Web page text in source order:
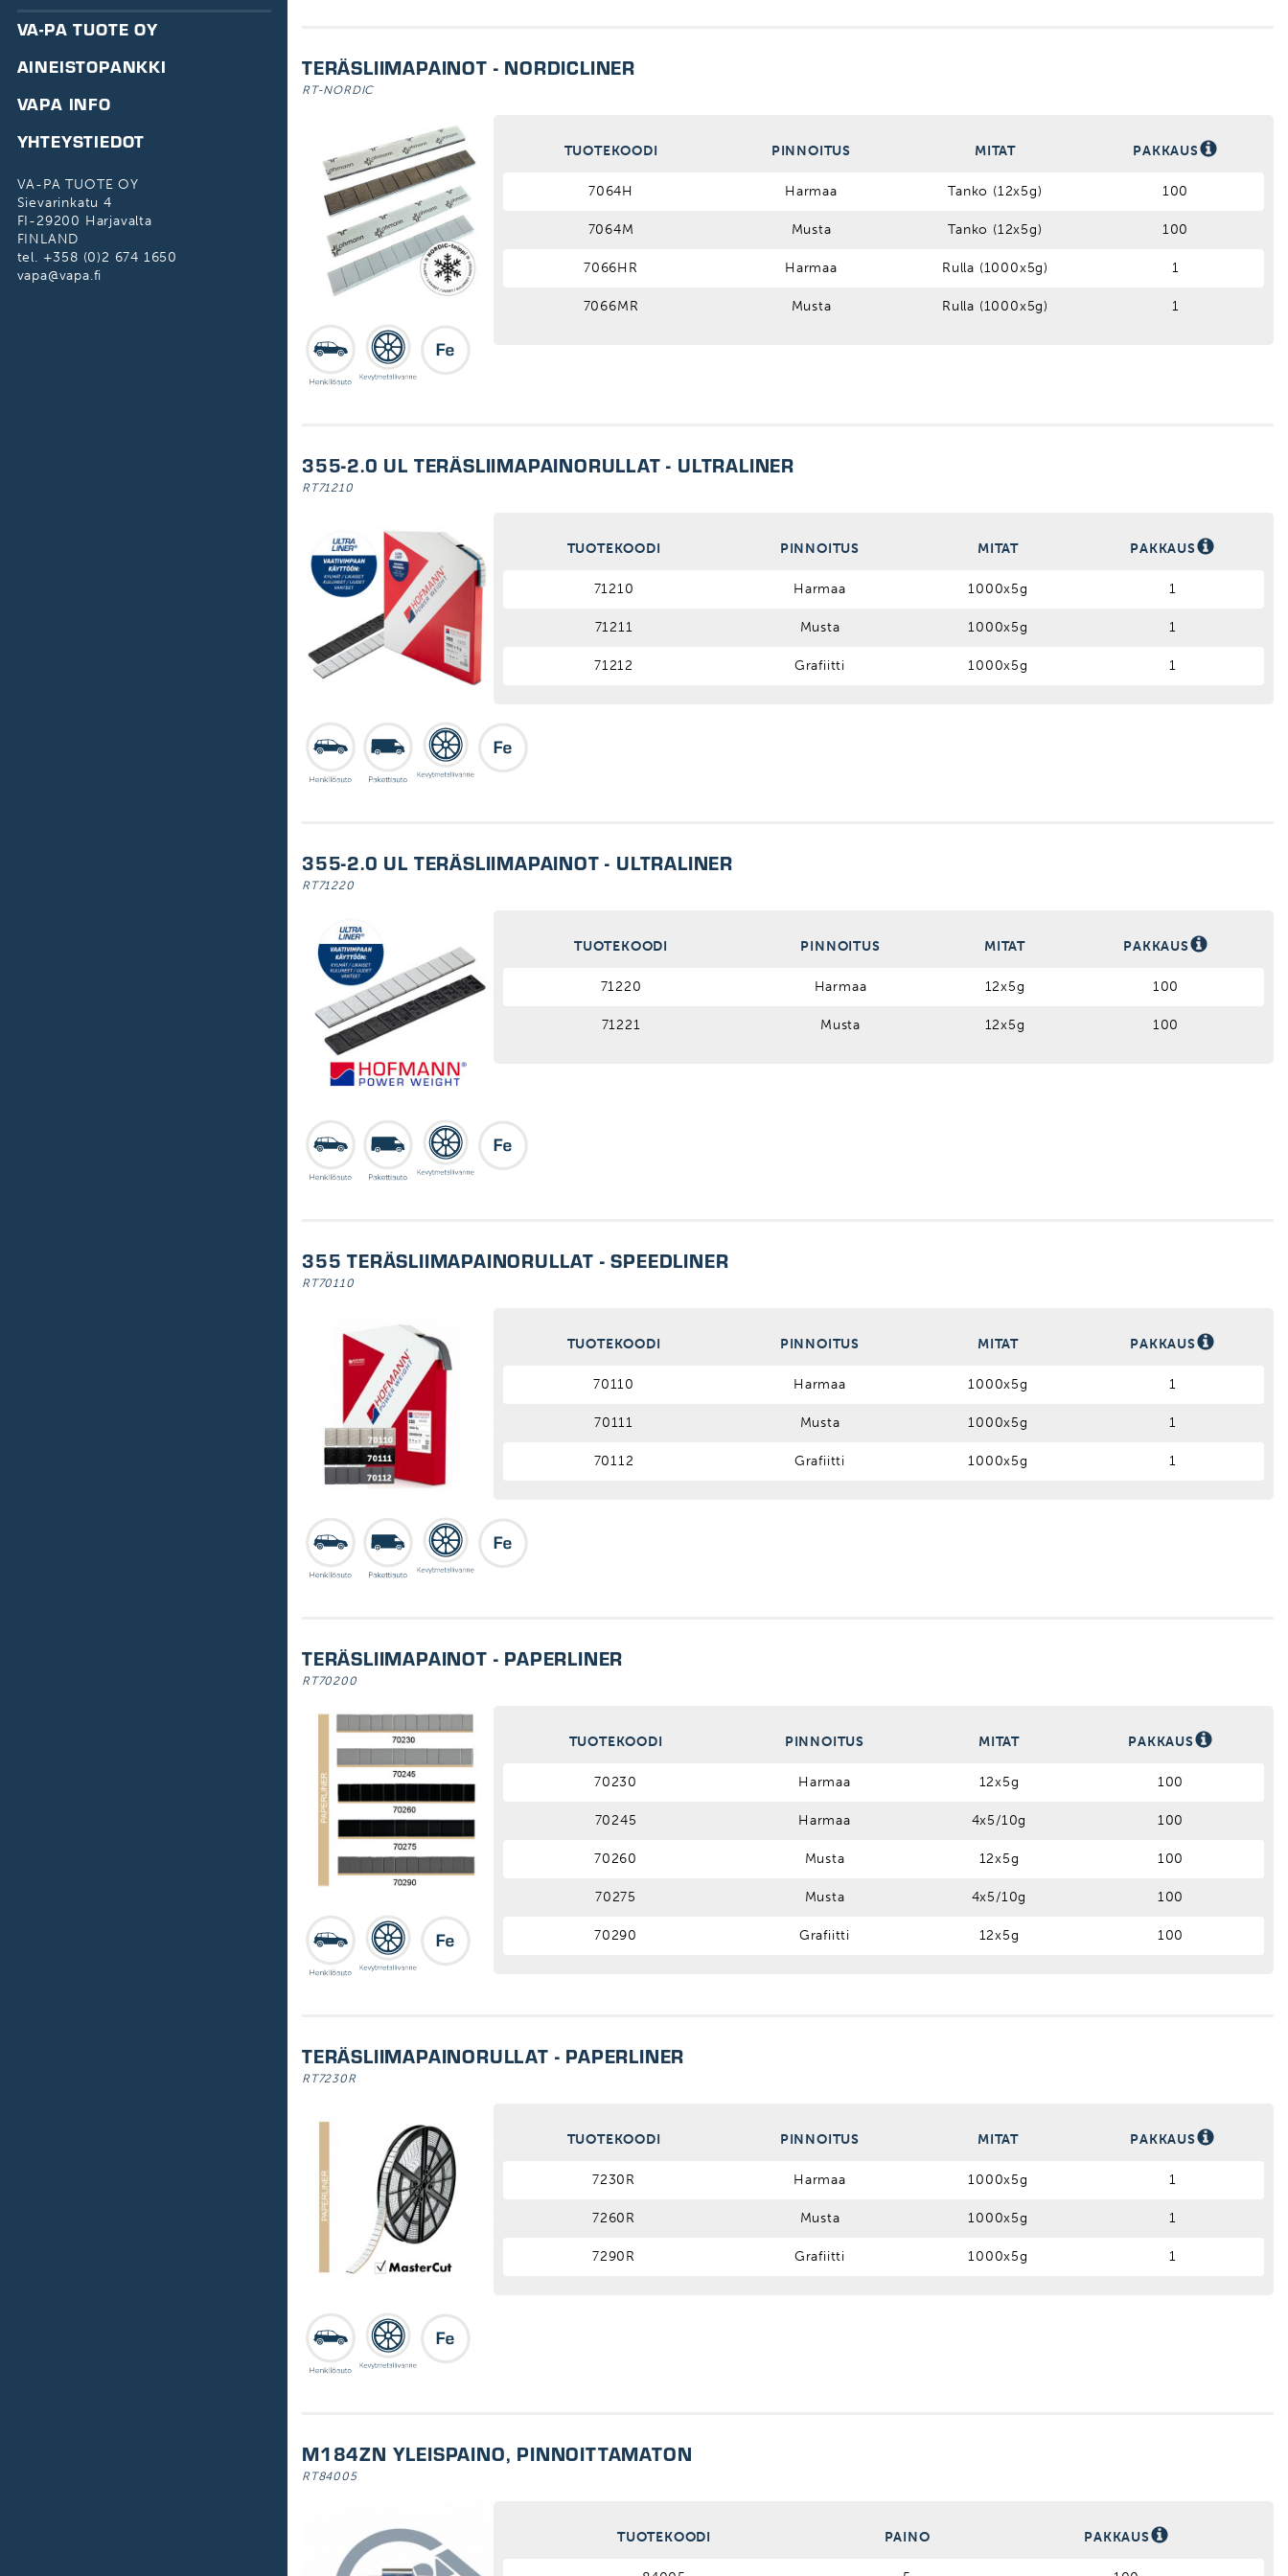
Venttiilin asennustyökalut
Paineilmaliittimet
Teollisuusventtiilit
Ekstruuderit
Vulkanointilaite
Pultin puhdistus
Pensselit
Rengasraudat
Työkalut
RENKAAT
Auto
Moottoripyörä
ATV
VA-PA TUOTE OY
AINEISTOPANKKI
VAPA INFO
YHTEYSTIEDOT
VA-PA TUOTE OY
Sievarinkatu 4
FI-29200 Harjavalta
FINLAND
tel. +358 (0)2 674 1650
vapa@vapa.fi
TERÄSLIIMAPAINOT - NORDICLINER
RT-NORDIC
TUOTEKOODI PINNOITUS MITAT PAKKAUS
7064H Harmaa Tanko (12x5g) 100
7064M Musta Tanko (12x5g) 100
7066HR Harmaa Rulla (1000x5g) 1
7066MR Musta Rulla (1000x5g) 1
355-2.0 UL TERÄSLIIMAPAINORULLAT - ULTRALINER
RT71210
TUOTEKOODI PINNOITUS MITAT PAKKAUS
71210 Harmaa 1000x5g 1
71211 Musta 1000x5g 1
71212 Grafiitti 1000x5g 1
355-2.0 UL TERÄSLIIMAPAINOT - ULTRALINER
RT71220
TUOTEKOODI PINNOITUS MITAT PAKKAUS
71220 Harmaa 12x5g 100
71221 Musta 12x5g 100
355 TERÄSLIIMAPAINORULLAT - SPEEDLINER
RT70110
TUOTEKOODI PINNOITUS MITAT PAKKAUS
70110 Harmaa 1000x5g 1
70111 Musta 1000x5g 1
70112 Grafiitti 1000x5g 1
TERÄSLIIMAPAINOT - PAPERLINER
RT70200
TUOTEKOODI PINNOITUS MITAT PAKKAUS
70230 Harmaa 12x5g 100
70245 Harmaa 4x5/10g 100
70260 Musta 12x5g 100
70275 Musta 4x5/10g 100
70290 Grafiitti 12x5g 100
TERÄSLIIMAPAINORULLAT - PAPERLINER
RT7230R
TUOTEKOODI PINNOITUS MITAT PAKKAUS
7230R Harmaa 1000x5g 1
7260R Musta 1000x5g 1
7290R Grafiitti 1000x5g 1
M184ZN YLEISPAINO, PINNOITTAMATON
RT84005
TUOTEKOODI PAINO PAKKAUS